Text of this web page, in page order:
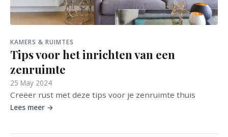
KAMERS & RUIMTES
Tips voor het inrichten van een
zenruimte
25 May 2024
Creëer rust met deze tips voor je zenruimte thuis
Lees meer →